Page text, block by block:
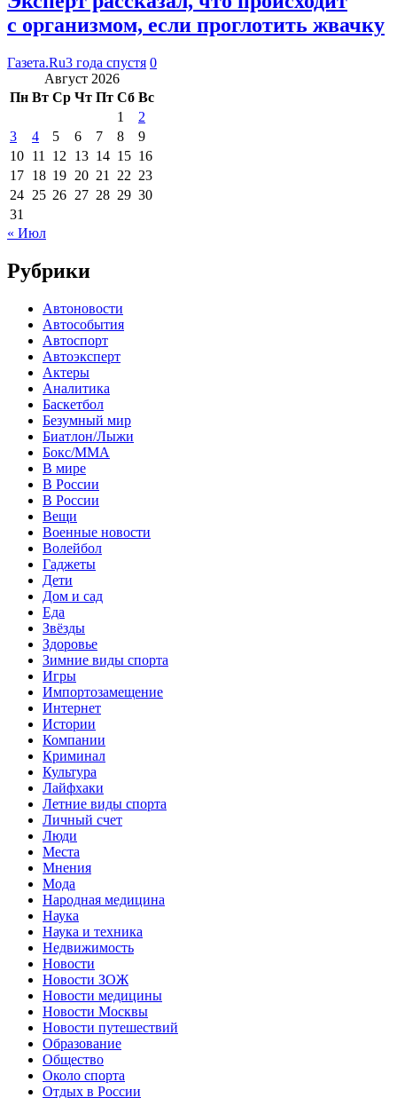
с организмом, если проглотить жвачку
Газета.Ru3 года спустя 0
Август 2026
Пн Вт Ср Чт Пт Сб Вс
1
2
3
4 5 6 7 8
9
10 11 12 13 14 15 16
17 18 19 20 21 22 23
24 25 26 27 28 29 30
31
« Июл
Рубрики
Автоновости
Автособытия
Автоспорт
Автоэксперт
Актеры
Аналитика
Баскетбол
Безумный мир
Биатлон/Лыжи
Бокс/MMA
В мире
В России
В России
Вещи
Военные новости
Волейбол
Гаджеты
Дети
Дом и сад
Еда
Звёзды
Здоровье
Зимние виды спорта
Игры
Импортозамещение
Интернет
Истории
Компании
Криминал
Культура
Лайфхаки
Летние виды спорта
Личный счет
Люди
Места
Мнения
Мода
Народная медицина
Наука
Наука и техника
Недвижимость
Новости
Новости ЗОЖ
Новости медицины
Новости Москвы
Новости путешествий
Образование
Общество
Около спорта
Отдых в России